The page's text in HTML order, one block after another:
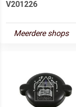
V201226
Meerdere shops